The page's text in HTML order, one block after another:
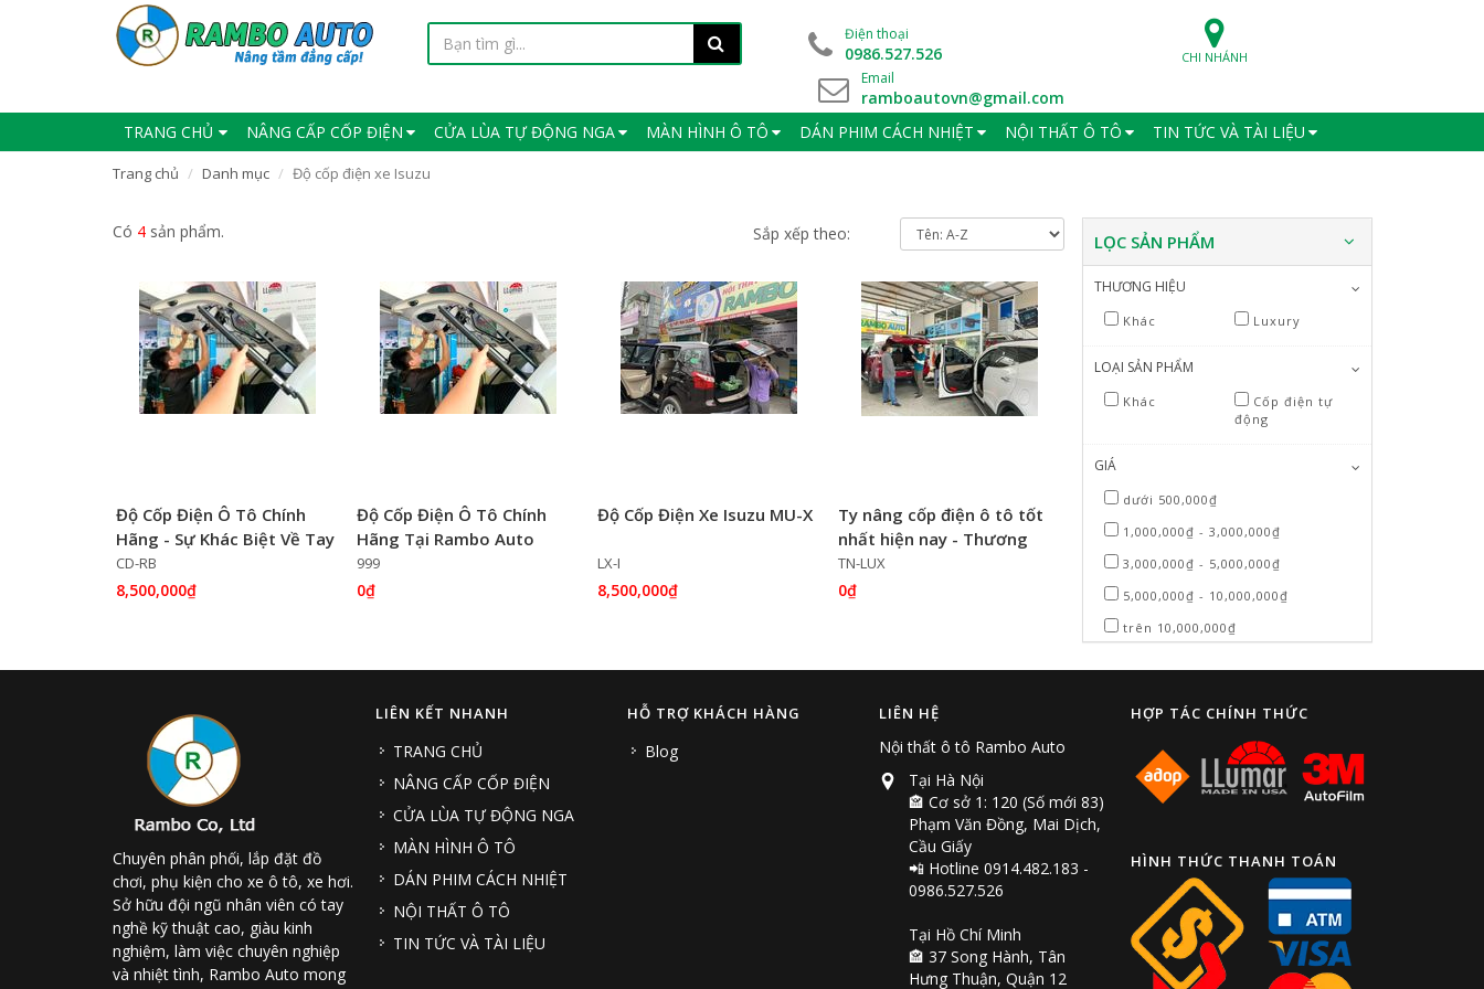
Điện thoại
0986.527.526
Email
ramboautovn@gmail.com
CHI NHÁNH
TRANG CHỦ NÂNG CẤP CỐP ĐIỆN CỬA LÙA TỰ ĐỘNG NGA MÀN HÌNH Ô TÔ DÁN PHIM CÁCH NHIỆT NỘI THẤT Ô TÔ TIN TỨC VÀ TÀI LIỆU
Trang chủ Danh mục Độ cốp điện xe Isuzu
LỌC SẢN PHẨM
THƯƠNG HIỆU
Khác Luxury
LOẠI SẢN PHẨM
Khác
Cốp điện tự
động
GIÁ
dưới 500,000₫
1,000,000₫ - 3,000,000₫
3,000,000₫ - 5,000,000₫
5,000,000₫ - 10,000,000₫
trên 10,000,000₫
Có 4 sản phẩm. Sắp xếp theo:
Độ Cốp Điện Ô Tô Chính
Hãng - Sự Khác Biệt Về Tay
Nghề & Chất Lượng!
CD-RB
8,500,000₫
Độ Cốp Điện Ô Tô Chính
Hãng Tại Rambo Auto
999
0₫
Độ Cốp Điện Xe Isuzu MU-X
LX-I
8,500,000₫
Ty nâng cốp điện ô tô tốt
nhất hiện nay - Thương
hiệu Luxury
TN-LUX
0₫
Chuyên phân phối, lắp đặt đồ
chơi, phụ kiện cho xe ô tô, xe hơi.
Sở hữu đội ngũ nhân viên có tay
nghề kỹ thuật cao, giàu kinh
nghiệm, làm việc chuyên nghiệp
và nhiệt tình, Rambo Auto mong
LIÊN KẾT NHANH
TRANG CHỦ
NÂNG CẤP CỐP ĐIỆN
CỬA LÙA TỰ ĐỘNG NGA
MÀN HÌNH Ô TÔ
DÁN PHIM CÁCH NHIỆT
NỘI THẤT Ô TÔ
TIN TỨC VÀ TÀI LIỆU
HỖ TRỢ KHÁCH HÀNG
Blog
LIÊN HỆ
Nội thất ô tô Rambo Auto
Tại Hà Nội
🏤 Cơ sở 1: 120 (Số mới 83)
Phạm Văn Đồng, Mai Dịch,
Cầu Giấy
📲 Hotline 0914.482.183 -
0986.527.526
Tại Hồ Chí Minh
🏤 37 Song Hành, Tân
Hưng Thuận, Quận 12
HỢP TÁC CHÍNH THỨC
HÌNH THỨC THANH TOÁN